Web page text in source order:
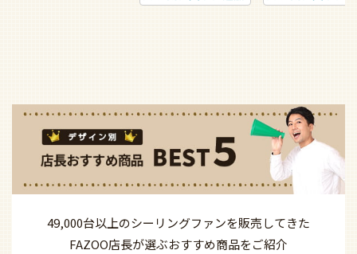
49,000台以上のシーリングファンを販売してきた
FAZOO店長が選ぶおすすめ商品をご紹介